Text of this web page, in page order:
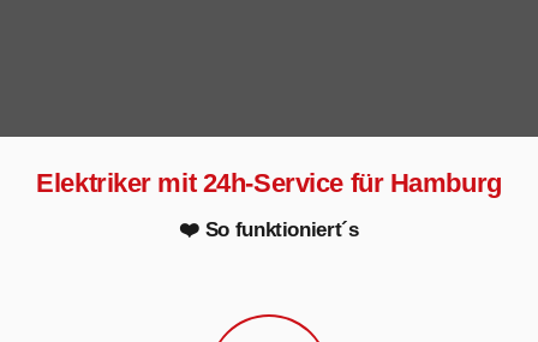
Elektriker mit 24h-Service für Hamburg
❤️ So funktioniert´s